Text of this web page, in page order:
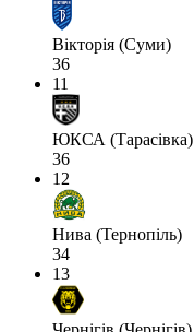
Вікторія (Суми)
36
11
ЮКСА (Тарасівка)
36
12
Нива (Тернопіль)
34
13